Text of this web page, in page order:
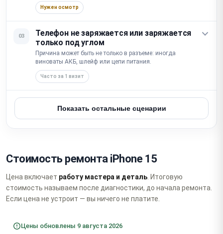
Нужен осмотр
03
Телефон не заряжается или заряжается
только под углом
Причина может быть не только в разъеме: иногда
виноваты АКБ, шлейф или цепи питания.
Часто за 1 визит
Показать остальные сценарии
Стоимость ремонта iPhone 15
Цена включает работу мастера и деталь . Итоговую
стоимость называем после диагностики, до начала ремонта.
Если цена не устроит — вы ничего не платите.
Цены обновлены 9 августа 2026